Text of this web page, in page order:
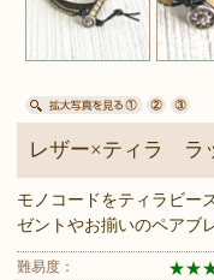
レザー×ティラ ラ
モノコードをティラビー
ゼントやお揃いのペアブ
難易度： ★★